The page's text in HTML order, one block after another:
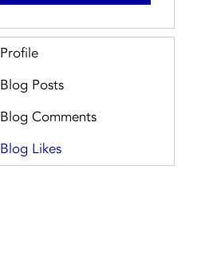
Profile
Blog Posts
Blog Comments
Blog Likes